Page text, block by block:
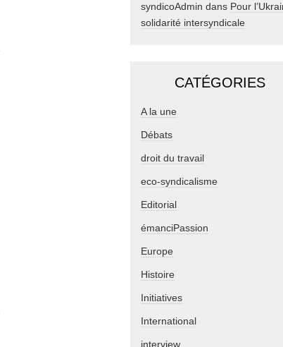
syndicoAdmin dans Pour
solidarité intersyndicale
CATÉGORIES
A la une
Débats
droit du travail
eco-syndicalisme
Editorial
émanciPassion
Europe
Histoire
Initiatives
International
interview